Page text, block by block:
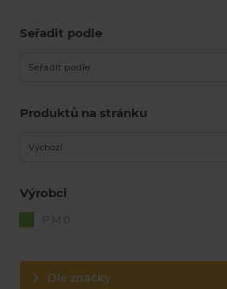
Seřadit podle
Seřadit podle
Produktů na stránku
Výchozí
Výrobci
P M 0
Dle značky